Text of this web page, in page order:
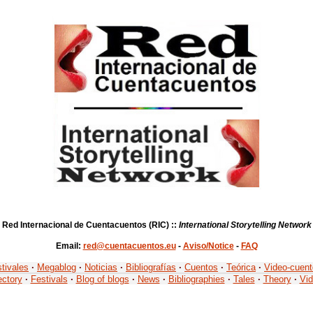
Red Internacional de Cuentacuentos (RIC) :: International Storytelling Network
Email: red@cuentacuentos.eu- Aviso/Notice- FAQ
· Megablog · Noticias · Bibliografías · Cuentos · Teórica · Video-
· Festivals · Blog of blogs · News · Bibliographies · Tales · Theory ·